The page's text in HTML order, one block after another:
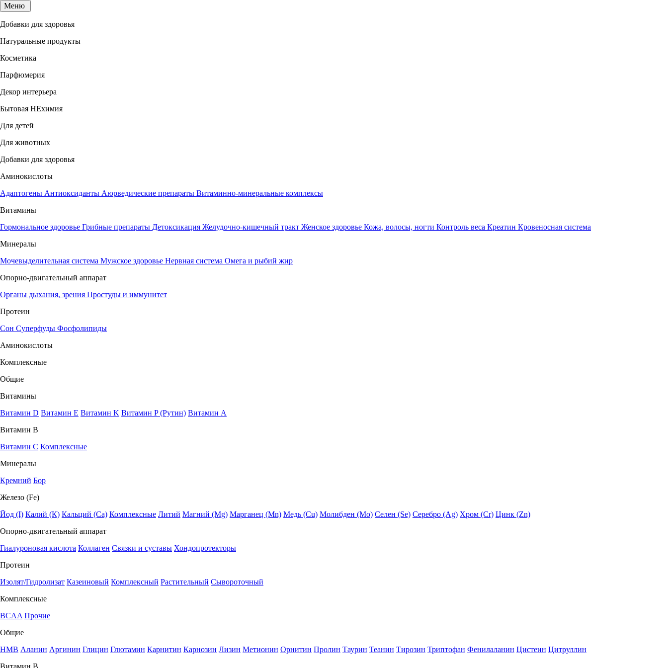
Меню
Добавки для здоровья
Натуральные продукты
Косметика
Парфюмерия
Декор интерьера
Бытовая НЕхимия
Для детей
Для животных
Добавки для здоровья
Аминокислоты
Адаптогены Антиоксиданты Аюрведические препараты Витаминно-минеральные комплексы
Витамины
Гормональное здоровье Грибные препараты Детоксикация Желудочно-кишечный тракт Женское здоровье Кожа, волосы, ногти Контроль веса Креатин Кровеносная система
Минералы
Мочевыделительная система Мужское здоровье Нервная система Омега и рыбий жир
Опорно-двигательный аппарат
Органы дыхания, зрения Простуды и иммунитет
Протеин
Сон Суперфуды Фосфолипиды
Аминокислоты
Комплексные
Общие
Витамины
Витамин D Витамин E Витамин K Витамин P (Рутин) Витамин А
Витамин В
Витамин C Комплексные
Минералы
Кремний Бор
Железо (Fe)
Йод (I) Калий (К) Кальций (Са) Комплексные Литий Магний (Mg) Марганец (Mn) Медь (Сu) Молибден (Мо) Селен (Se) Серебро (Ag) Хром (Cr) Цинк (Zn)
Опорно-двигательный аппарат
Гиалуроновая кислота Коллаген Связки и суставы Хондопротекторы
Протеин
Изолят/Гидролизат Казеиновый Комплексный Растительный Сывороточный
Комплексные
BCAA Прочие
Общие
HMB Аланин Аргинин Глицин Глютамин Карнитин Карнозин Лизин Метионин Орнитин Пролин Таурин Теанин Тирозин Триптофан Фенилаланин Цистеин Цитруллин
Витамин В